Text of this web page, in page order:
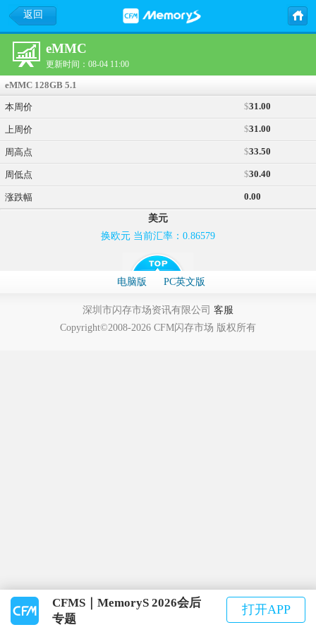
返回
eMMC
更新时间：08-04 11:00
eMMC 128GB 5.1
本周价 $31.00
上周价 $31.00
周高点 $33.50
周低点 $30.40
涨跌幅 0.00
美元
换欧元 当前汇率：0.86579
电脑版 PC英文版
深圳市闪存市场资讯有限公司 客服
Copyright©2008-2026 CFM闪存市场 版权所有
CFMS｜MemoryS 2026会后
专题
打开APP